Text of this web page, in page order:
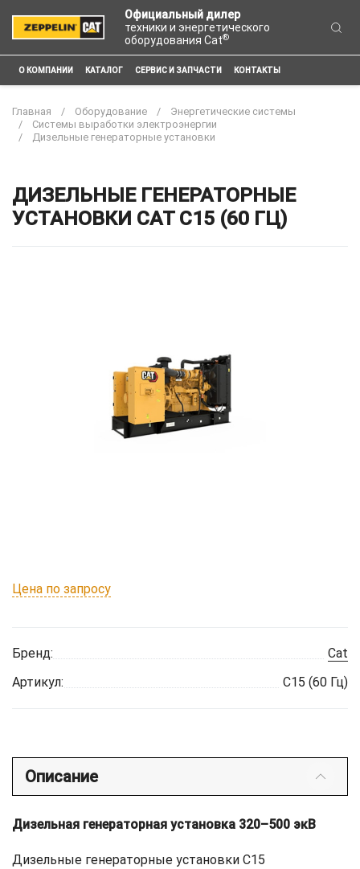
Официальный дилер
техники и энергетического
оборудования Cat®
О КОМПАНИИ КАТАЛОГ СЕРВИС И ЗАПЧАСТИ КОНТАКТЫ
Главная Оборудование
Энергетические системы
Системы выработки электроэнергии
Дизельные генераторные установки
ДИЗЕЛЬНЫЕ ГЕНЕРАТОРНЫЕ
УСТАНОВКИ CAT C15 (60 ГЦ)
Цена по запросу
Бренд:
Cat
Артикул:
C15 (60 Гц)
Описание
Дизельная генераторная установка 320–500 экВ
Дизельные генераторные установки С15